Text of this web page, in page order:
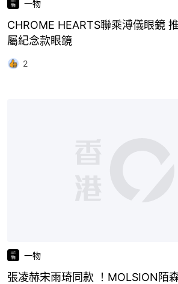
一物
CHROME HEARTS聯乘溥儀眼鏡
屬紀念款眼鏡
2
一物
張凌赫宋雨琦同款 ！MOLSION陌